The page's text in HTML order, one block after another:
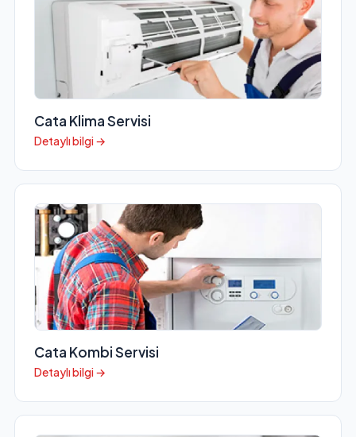
Cata Klima Servisi
Detaylı bilgi →
Cata Kombi Servisi
Detaylı bilgi →